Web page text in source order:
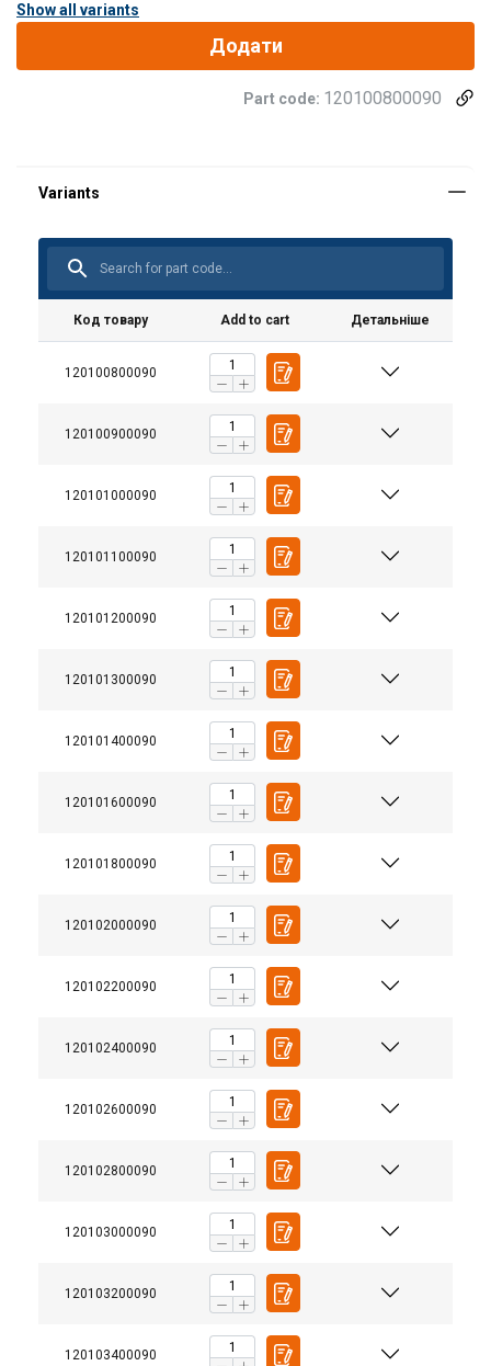
Show all variants
Додати
Part code: 120100800090
Код товару Add to cart Детальніше
120100800090
120100900090
120101000090
120101100090
120101200090
120101300090
120101400090
120101600090
120101800090
120102000090
120102200090
120102400090
120102600090
120102800090
120103000090
120103200090
120103400090